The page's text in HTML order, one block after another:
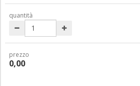
quantità
prezzo
0,00